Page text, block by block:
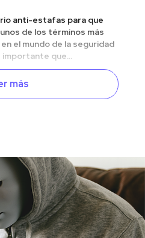
anti-estafas para que
de los términos más
el mundo de la seguridad
que...
más